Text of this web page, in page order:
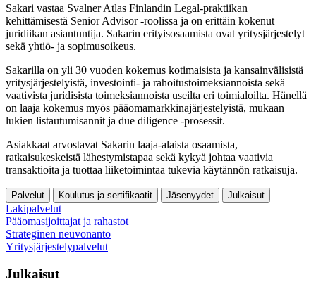
Sakari vastaa Svalner Atlas Finlandin Legal-praktiikan
kehittämisestä Senior Advisor -roolissa ja on erittäin kokenut
juridiikan asiantuntija. Sakarin erityisosaamista ovat yritysjärjestelyt
sekä yhtiö- ja sopimusoikeus.
Sakarilla on yli 30 vuoden kokemus kotimaisista ja kansainvälisistä
yritysjärjestelyistä, investointi- ja rahoitustoimeksiannoista sekä
vaativista juridisista toimeksiannoista useilta eri toimialoilta. Hänellä
on laaja kokemus myös pääomamarkkinajärjestelyistä, mukaan
lukien listautumisannit ja due diligence -prosessit.
Asiakkaat arvostavat Sakarin laaja-alaista osaamista,
ratkaisukeskeistä lähestymistapaa sekä kykyä johtaa vaativia
transaktioita ja tuottaa liiketoimintaa tukevia käytännön ratkaisuja.
Palvelut Koulutus ja sertifikaatit Jäsenyydet Julkaisut
Lakipalvelut
Pääomasijoittajat ja rahastot
Strateginen neuvonanto
Yritysjärjestelypalvelut
Julkaisut